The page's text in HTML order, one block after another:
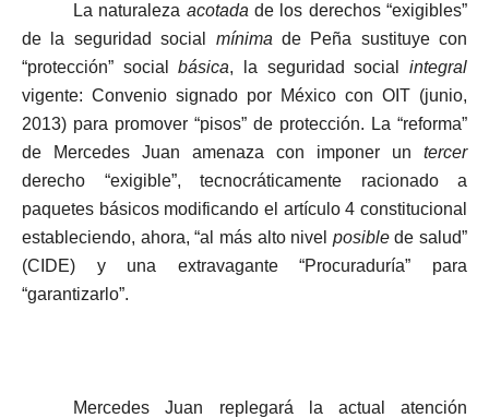
La naturaleza acotada de los derechos “exigibles”
de la seguridad social mínima de Peña sustituye con
“protección” socialbásica, la seguridad socialintegral
vigente: Convenio signado por México con OIT (junio,
2013) para promover “pisos” de protección. La “reforma”
de Mercedes Juan amenaza con imponer un tercer
derecho “exigible”, tecnocráticamente racionado a
paquetes básicos modificando el artículo 4 constitucional
estableciendo, ahora, “al más alto nivel posiblede salud”
(CIDE) y una extravagante “Procuraduría” para
“garantizarlo”.
Mercedes Juan replegará la actual atención